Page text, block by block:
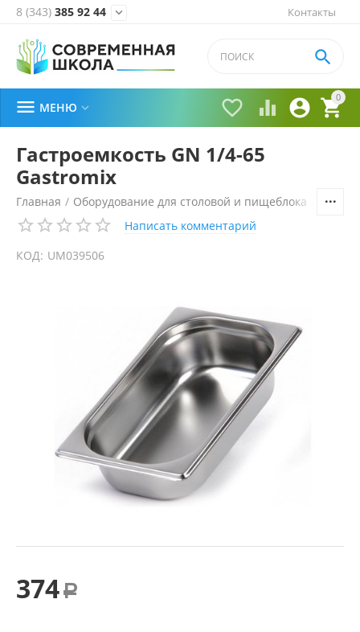
Контакты
8 (343) 385 92 44 
0


 

 МЕНЮ 
Гастроемкость GN 1/4-65
Gastromix
Главная / Оборудование для столовой и пищеблока
Написать комментарий
КОД: UM039506
374 Р